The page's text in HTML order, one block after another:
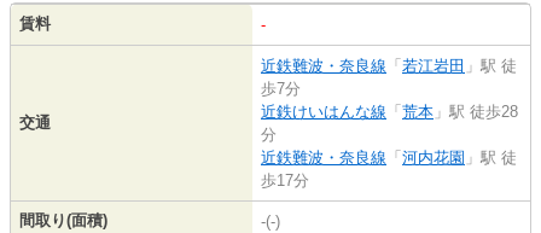
賃料 -
交通
近鉄難波・奈良線 「 若江岩田 」駅 徒
歩7分
近鉄けいはんな線 「 荒本 」駅 徒歩28
分
近鉄難波・奈良線 「 河内花園 」駅 徒
歩17分
間取り(面積) -(-)